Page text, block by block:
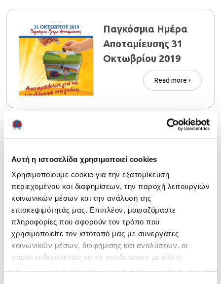
Αυτή η ιστοσελίδα χρησιμοποιεί cookies
Χρησιμοποιούμε cookie για την εξατομίκευση
περιεχομένου και διαφημίσεων, την παροχή λειτουργιών
κοινωνικών μέσων και την ανάλυση της
επισκεψιμότητάς μας. Επιπλέον, μοιραζόμαστε
πληροφορίες που αφορούν τον τρόπο που
χρησιμοποιείτε τον ιστότοπό μας με συνεργάτες
κοινωνικών μέσων, διαφήμισης και αναλύσεων, οι
οποίοι ενδεχομένως να τις συνδυάσουν με άλλες
Παγκόσμια Ημέρα
Αποταμίευσης 31
Οκτωβρίου 2019
Read more ›
Belgrade, May 8-10,
2020